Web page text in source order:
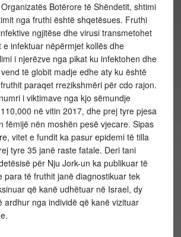
Botërore të Shëndetit, shtimi
nga fruthi është shqetësues. Fruthi
ngjitëse dhe virusi transmetohet
e infektuar nëpërmjet kollës dhe
i njerëzve nga pikat ku infektohen dhe
të globit madje edhe aty ku është
paraqet rrezikshmëri për cdo rajon.
i viktimave nga kjo sëmundje
në vitin 2017, dhe prej tyre pjesa
fëmijë nën moshën pesë vjecare. Sipas
vitet e fundit ka pasur epidemi të tilla
tyre 35 janë raste fatale. Deri tani
për Nju Jork-un ka publikuar të
para të fruthit janë diagnostikuar tek
që kanë udhëtuar në Israel, dy
ardhur nga individë që kanë vizituar